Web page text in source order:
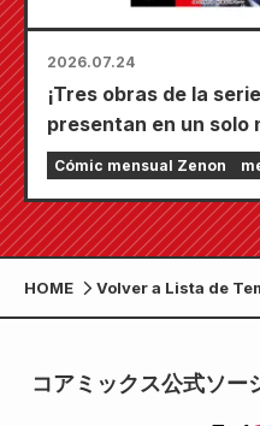
2026.07.24
¡Tres obras de la
presentan en un solo
¡El número de
"Monthly Comic
de julio!
Cómic mensual Zenon
HOME Volver a Lista de
コアミックス公式ソー